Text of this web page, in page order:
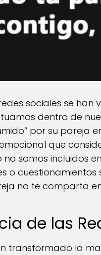
sociales se
dentro de
por su pareja
que
somos incluidos
o cuestionamientos
no te comparta
de las
transformado la